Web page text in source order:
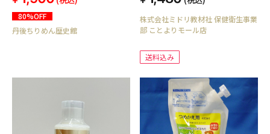
黄砂 花粉予防 丹後シボちりめん
生地使用 巾18cm×15cm 1枚入
洗濯しても縮みません ポリエス
80%OFF
丹後ちりめん歴史館
株式会社ミドリ教材社 保健衛生事業
部 ことよりモール店
送料込み